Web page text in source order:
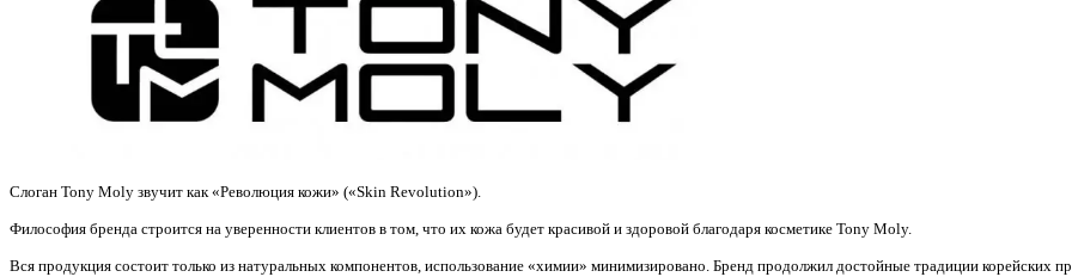
Слоган Tony Moly звучит как «Революция кожи» («Skin Revolution»).
Философия бренда строится на уверенности клиентов в том, что их кожа будет красивой и здоровой благодаря косметике Tony Moly.
Вся продукция состоит только из натуральных компонентов, использование «химии» минимизировано. Бренд продолжил достойные традиции корейских